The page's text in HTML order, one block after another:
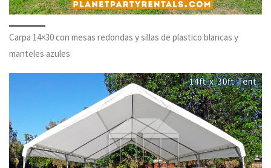
Carpa 14×30 con mesas redondas y sillas de plastico blancas y
manteles azules